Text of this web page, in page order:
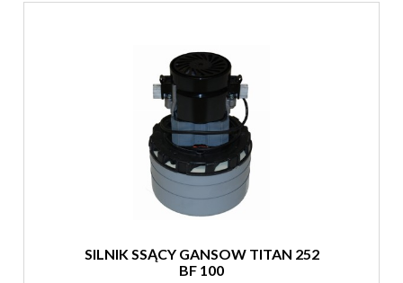
SILNIK SSĄCY GANSOW TITAN 252
BF 100